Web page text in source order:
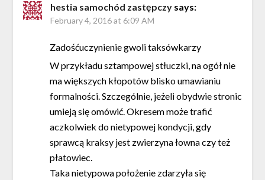
hestia samochód zastępczy says:
February 4, 2016 at 6:09 AM
Zadośćuczynienie gwoli taksówkarzy
W przykładu sztampowej stłuczki, na ogół nie
ma większych kłopotów blisko umawianiu
formalności. Szczególnie, jeżeli obydwie stronic
umieją się omówić. Okresem może trafić
aczkolwiek do nietypowej kondycji, gdy
sprawcą kraksy jest zwierzyna łowna czy też
płatowiec.
Taka nietypowa położenie zdarzyła się